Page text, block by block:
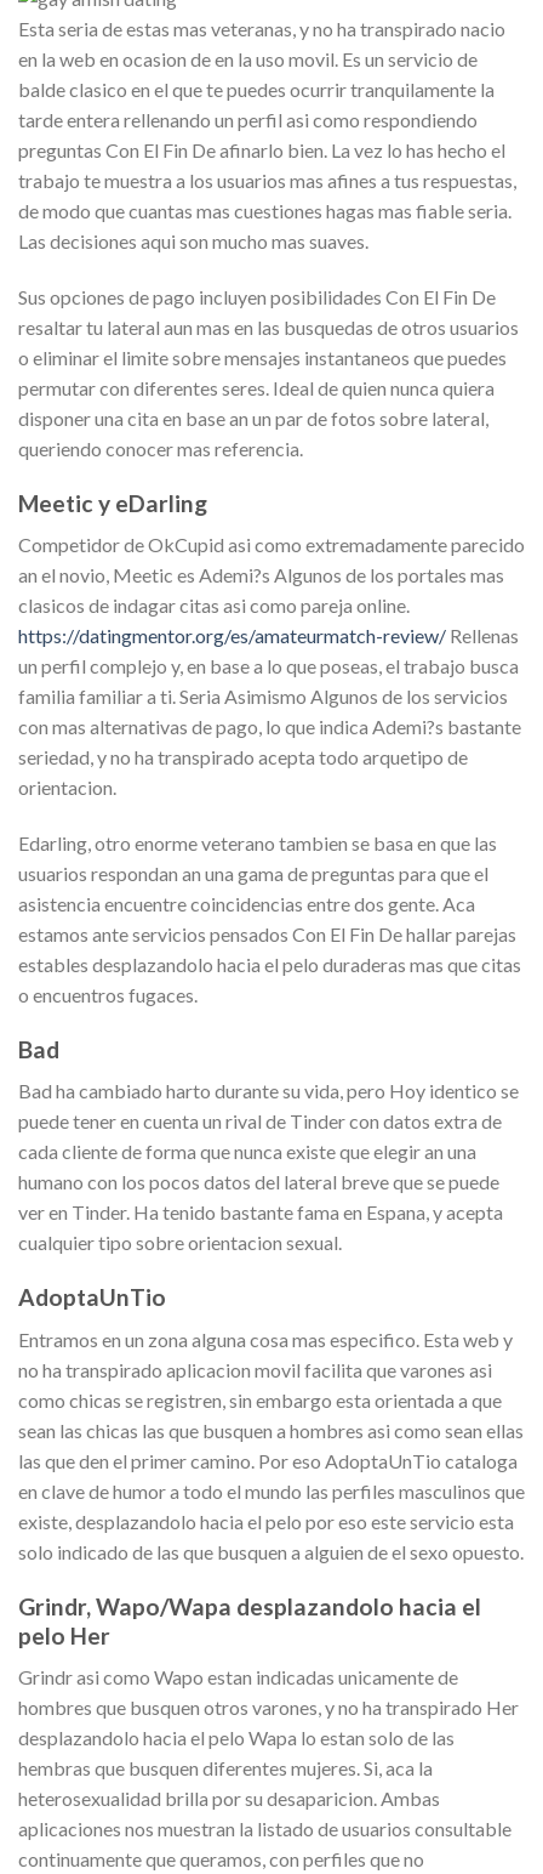
Esta seria de estas mas veteranas, y no ha transpirado nacio
en la web en ocasion de en la uso movil. Es un servicio de
balde clasico en el que te puedes ocurrir tranquilamente la
tarde entera rellenando un perfil asi como respondiendo
preguntas Con El Fin De afinarlo bien. La vez lo has hecho el
trabajo te muestra a los usuarios mas afines a tus respuestas,
de modo que cuantas mas cuestiones hagas mas fiable seria.
Las decisiones aqui son mucho mas suaves.
Sus opciones de pago incluyen posibilidades Con El Fin De
resaltar tu lateral aun mas en las busquedas de otros usuarios
o eliminar el limite sobre mensajes instantaneos que puedes
permutar con diferentes seres. Ideal de quien nunca quiera
disponer una cita en base an un par de fotos sobre lateral,
queriendo conocer mas referencia.
Meetic y eDarling
Competidor de OkCupid asi como extremadamente parecido
an el novio, Meetic es Ademi?s Algunos de los portales mas
clasicos de indagar citas asi como pareja online.
https://datingmentor.org/es/amateurmatch-review/ Rellenas
un perfil complejo y, en base a lo que poseas, el trabajo busca
familia familiar a ti. Seria Asimismo Algunos de los servicios
con mas alternativas de pago, lo que indica Ademi?s bastante
seriedad, y no ha transpirado acepta todo arquetipo de
orientacion.
Edarling, otro enorme veterano tambien se basa en que las
usuarios respondan an una gama de preguntas para que el
asistencia encuentre coincidencias entre dos gente. Aca
estamos ante servicios pensados Con El Fin De hallar parejas
estables desplazandolo hacia el pelo duraderas mas que citas
o encuentros fugaces.
Bad
Bad ha cambiado harto durante su vida, pero Hoy identico se
puede tener en cuenta un rival de Tinder con datos extra de
cada cliente de forma que nunca existe que elegir an una
humano con los pocos datos del lateral breve que se puede
ver en Tinder. Ha tenido bastante fama en Espana, y acepta
cualquier tipo sobre orientacion sexual.
AdoptaUnTio
Entramos en un zona alguna cosa mas especifico. Esta web y
no ha transpirado aplicacion movil facilita que varones asi
como chicas se registren, sin embargo esta orientada a que
sean las chicas las que busquen a hombres asi como sean ellas
las que den el primer camino. Por eso AdoptaUnTio cataloga
en clave de humor a todo el mundo las perfiles masculinos que
existe, desplazandolo hacia el pelo por eso este servicio esta
solo indicado de las que busquen a alguien de el sexo opuesto.
Grindr, Wapo/Wapa desplazandolo hacia el
pelo Her
Grindr asi como Wapo estan indicadas unicamente de
hombres que busquen otros varones, y no ha transpirado Her
desplazandolo hacia el pelo Wapa lo estan solo de las
hembras que busquen diferentes mujeres. Si, aca la
heterosexualidad brilla por su desaparicion. Ambas
aplicaciones nos muestran la listado de usuarios consultable
continuamente que queramos, con perfiles que no